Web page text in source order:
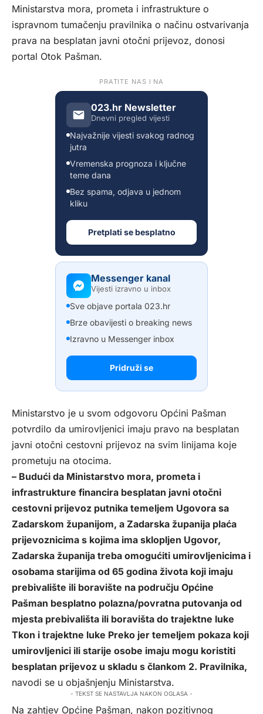
Ministarstva mora, prometa i infrastrukture o
ispravnom tumačenju pravilnika o načinu ostvarivanja
prava na besplatan javni otočni prijevoz, donosi
portal Otok Pašman.
PRATITE NAS I NA
023.hr Newsletter
Dnevni pregled vijesti
Najvažnije vijesti svakog radnog
jutra
Vremenska prognoza i ključne
teme dana
Bez spama, odjava u jednom
kliku
Pretplati se besplatno
Messenger kanal
Vijesti izravno u inbox
Sve objave portala 023.hr
Brze obavijesti o breaking news
Izravno u Messenger inbox
Pridruži se
Ministarstvo je u svom odgovoru Općini Pašman
potvrdilo da umirovljenici imaju pravo na besplatan
javni otočni cestovni prijevoz na svim linijama koje
prometuju na otocima.
– Budući da Ministarstvo mora, prometa i
infrastrukture financira besplatan javni otočni
cestovni prijevoz putnika temeljem Ugovora sa
Zadarskom županijom, a Zadarska županija plaća
prijevoznicima s kojima ima sklopljen Ugovor,
Zadarska županija treba omogućiti umirovljenicima i
osobama starijima od 65 godina života koji imaju
prebivalište ili boravište na području Općine
Pašman besplatno polazna/povratna putovanja od
mjesta prebivališta ili boravišta do trajektne luke
Tkon i trajektne luke Preko jer temeljem pokaza koji
umirovljenici ili starije osobe imaju mogu koristiti
besplatan prijevoz u skladu s člankom 2. Pravilnika,
navodi se u objašnjenju Ministarstva.
- TEKST SE NASTAVLJA NAKON OGLASA -
Na zahtjev Općine Pašman, nakon pozitivnog